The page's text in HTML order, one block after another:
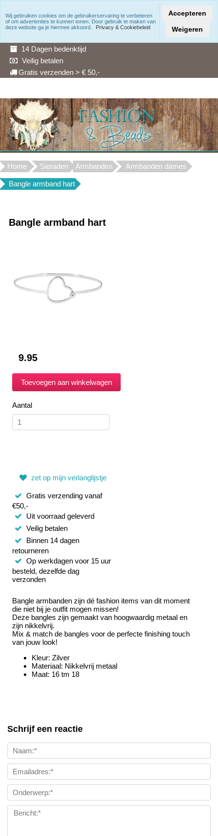
Snelle levering
14 Dagen bedenktijd
Veilig betalen
Gratis verzenden > € 50,-
Home Sieraden Armbanden Armbanden dames
Bangle armband hart
Bangle armband hart
9.95
Aantal
zet op mijn verlanglijstje
Gratis verzending vanaf
€50,-
Uit voorraad geleverd
Veilig betalen
Binnen 14 dagen
retourneren
Op werkdagen voor 15 uur
besteld, dezelfde dag
verzonden
Bangle armbanden zijn dé fashion items van dit moment
die niet bij je outfit mogen missen!
Deze bangles zijn gemaakt van hoogwaardig metaal en
zijn nikkelvrij.
Mix & match de bangles voor de perfecte finishing touch
van jouw look!
Kleur: Zilver
Materiaal: Nikkelvrij metaal
Maat: 16 tm 18
Schrijf een reactie
Wij gebruiken cookies om de gebruikerservaring te verbeteren
of om advertenties te kunnen tonen. Door gebruik te maken van
deze website ga je hiermee akkoord.
Privacy & Cookiebeleid
Accepteren
Weigeren